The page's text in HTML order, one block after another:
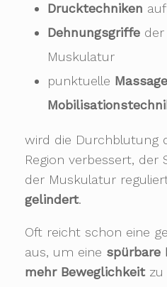
Drucktechniken
Dehnungsgriffe
Muskulatur
punktuelle
wird die Durchblutung
Region verbessert, der
der Muskulatur
gelindert.
Oft reicht schon eine
aus, um eine spürbare
mehr Beweglichkeitzu